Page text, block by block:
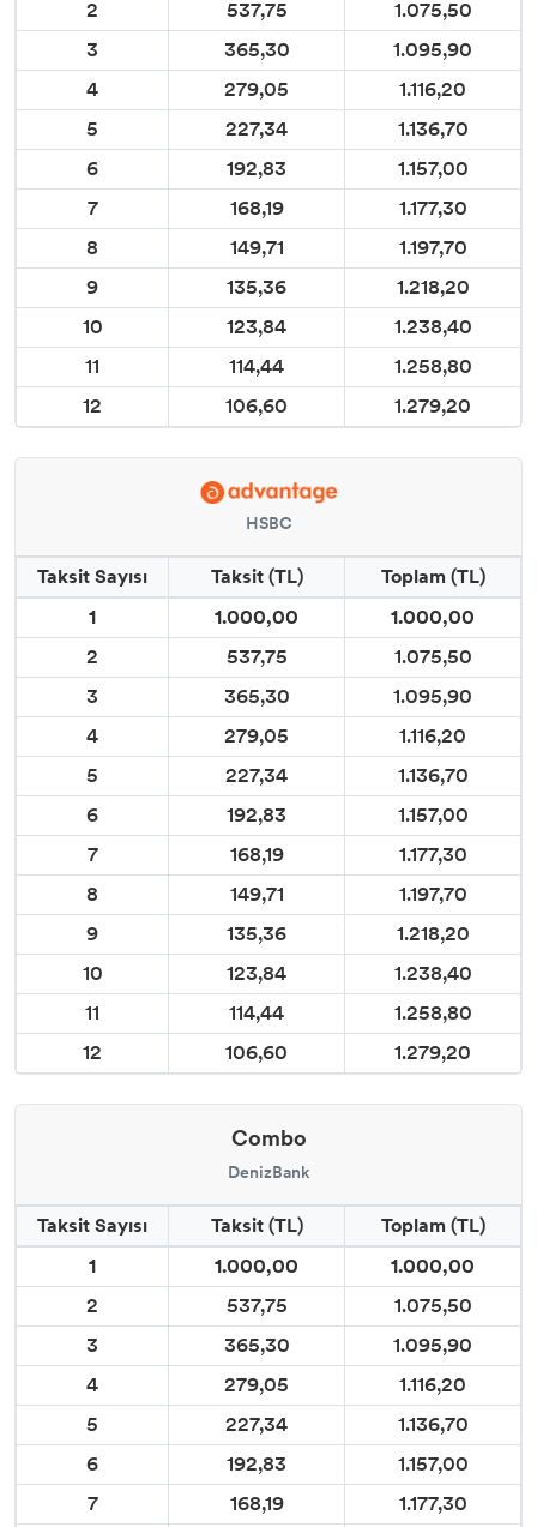
2 537,75
1.075,50
3
365,30
1.095,90
4
279,05
1.116,20
5
227,34
1.136,70
6
192,83
1.157,00
7
168,19
1.177,30
8
149,71
1.197,70
9
135,36
1.218,20
10
123,84
1.238,40
11
114,44
1.258,80
12
106,60 1.279,20
HSBC
Taksit Sayısı Taksit (TL)
Toplam (TL)
1
1.000,00
1.000,00
2
537,75
1.075,50
3
365,30
1.095,90
4
279,05
1.116,20
5
227,34
1.136,70
6
192,83
1.157,00
7
168,19
1.177,30
8
149,71
1.197,70
9
135,36
1.218,20
10
123,84
1.238,40
11
114,44
1.258,80
12
106,60 1.279,20
Combo
DenizBank
Taksit Sayısı Taksit (TL)
Toplam (TL)
1
1.000,00
1.000,00
2
537,75
1.075,50
3
365,30
1.095,90
4
279,05
1.116,20
5
227,34
1.136,70
6
192,83
1.157,00
7
168,19
1.177,30